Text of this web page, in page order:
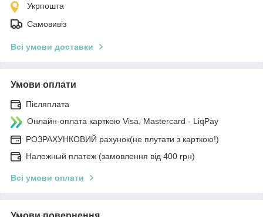
Укрпошта
Самовивіз
Всі умови доставки
Умови оплати
Післяплата
Онлайн-оплата карткою Visa, Mastercard - LiqPay
РОЗРАХУНКОВИЙ рахунок(не плутати з карткою!)
Наложный платеж (замовлення від 400 грн)
Всі умови оплати